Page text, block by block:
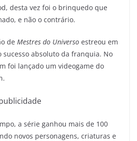
desta vez foi o brinquedo que
e não o contrário.
de Mestres do Universo estreou em
sucesso absoluto da franquia. No
foi lançado um videogame do
a série ganhou mais de 100
novos personagens, criaturas e